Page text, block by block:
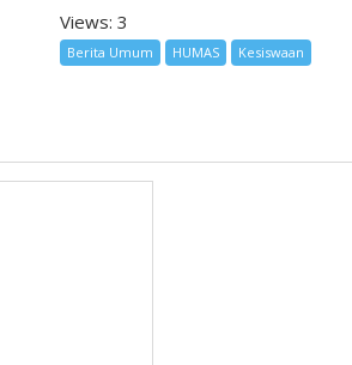
Views: 3
Berita Umum HUMAS Kesiswaan